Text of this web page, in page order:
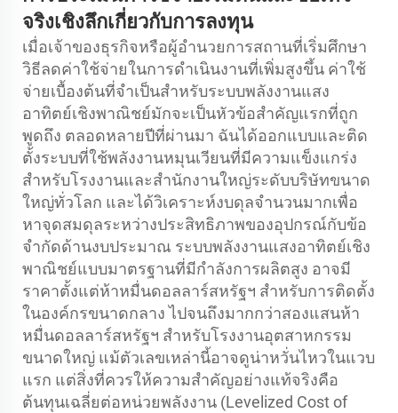
จริงเชิงลึกเกี่ยวกับการลงทุน
เมื่อเจ้าของธุรกิจหรือผู้อำนวยการสถานที่เริ่มศึกษา
วิธีลดค่าใช้จ่ายในการดำเนินงานที่เพิ่มสูงขึ้น ค่าใช้
จ่ายเบื้องต้นที่จำเป็นสำหรับระบบพลังงานแสง
อาทิตย์เชิงพาณิชย์มักจะเป็นหัวข้อสำคัญแรกที่ถูก
พูดถึง ตลอดหลายปีที่ผ่านมา ฉันได้ออกแบบและติด
ตั้งระบบที่ใช้พลังงานหมุนเวียนที่มีความแข็งแกร่ง
สำหรับโรงงานและสำนักงานใหญ่ระดับบริษัทขนาด
ใหญ่ทั่วโลก และได้วิเคราะห์งบดุลจำนวนมากเพื่อ
หาจุดสมดุลระหว่างประสิทธิภาพของอุปกรณ์กับข้อ
จำกัดด้านงบประมาณ ระบบพลังงานแสงอาทิตย์เชิง
พาณิชย์แบบมาตรฐานที่มีกำลังการผลิตสูง อาจมี
ราคาตั้งแต่ห้าหมื่นดอลลาร์สหรัฐฯ สำหรับการติดตั้ง
ในองค์กรขนาดกลาง ไปจนถึงมากกว่าสองแสนห้า
หมื่นดอลลาร์สหรัฐฯ สำหรับโรงงานอุตสาหกรรม
ขนาดใหญ่ แม้ตัวเลขเหล่านี้อาจดูน่าหวั่นไหวในแวบ
แรก แต่สิ่งที่ควรให้ความสำคัญอย่างแท้จริงคือ
ต้นทุนเฉลี่ยต่อหน่วยพลังงาน (Levelized Cost of